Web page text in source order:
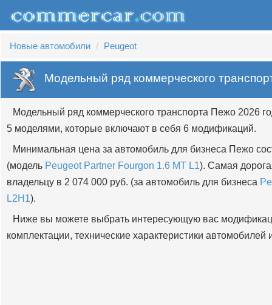
Новые автомобили Peugeot
Модельный ряд коммерческого
Модельный ряд коммерческого транспорта Пежо 2026
5 моделями, которые включают в себя 6 модификаций.
Минимальная цена за автомобиль для бизнеса Пежо
(модель Peugeot Partner Fourgon 1.6 MT L1). Самая
владельцу в 2 074 000 руб. (за автомобиль для бизнеса
L2H1).
Ниже вы можете выбрать интересующую вас
комплектации, технические характеристики